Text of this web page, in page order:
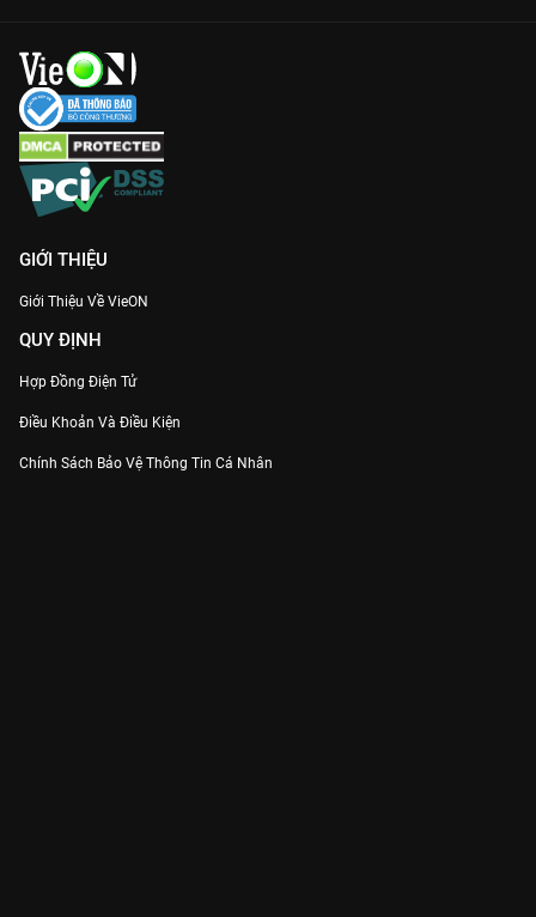
GIỚI THIỆU
Giới Thiệu Về VieON
QUY ĐỊNH
Hợp Đồng Điện Tử
Điều Khoản Và Điều Kiện
Chính Sách Bảo Vệ Thông Tin Cá Nhân